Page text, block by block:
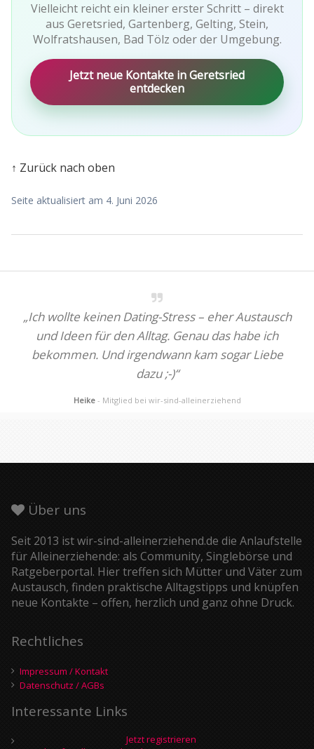
Vielleicht reicht ein kleiner erster Schritt – direkt
aus Geretsried, Gartenberg, Gelting, Stein,
Wolfratshausen, Bad Tölz oder der Umgebung.
Jetzt neue Kontakte in Geretsried
entdecken
↑ Zurück nach oben
Seite aktualisiert am 4. Juni 2026
„Ich wollte keinen Dating-Stress – eher Austausch
und Ideen für den Alltag. Genau das habe ich
bekommen. Und irgendwann kam sogar Liebe
dazu ;-)“
Heike - Mitglied bei wir-sind-alleinerziehend
Über uns
Seit 2013 ist wir-sind-alleinerziehend.de die Anlaufstelle
für Alleinerziehende: als Community, Singlebörse und
Ratgeberportal. Hier treffen sich Mütter und Väter zum
Austausch, finden praktische Alltagstipps und knüpfen
neue Kontakte – offen, herzlich und ganz ohne Druck.
Rechtliches
Impressum / Kontakt
Datenschutz / AGBs
Interessante Links
Jetzt registrieren